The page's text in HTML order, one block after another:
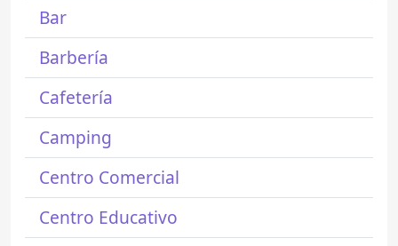
Bar
Barbería
Cafetería
Camping
Centro Comercial
Centro Educativo